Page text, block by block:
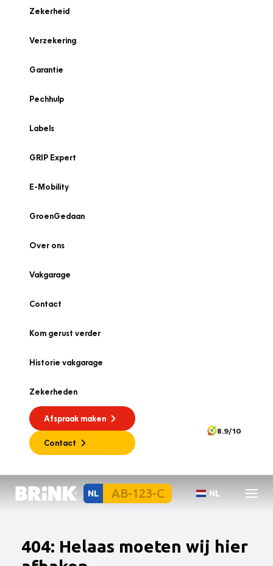
Zekerheid
Verzekering
Garantie
Pechhulp
Labels
GRIP Expert
E-Mobility
GroenGedaan
Over ons
Vakgarage
Contact
Kom gerust verder
Historie vakgarage
Zekerheden
Afspraak maken
Contact
8.9/10